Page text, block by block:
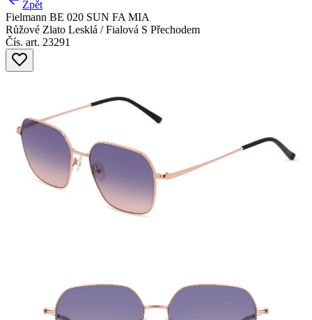
Zpět
Fielmann BE 020 SUN FA MIA
Růžové Zlato Lesklá / Fialová S Přechodem
Čís. art. 23291